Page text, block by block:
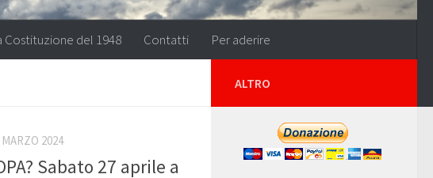
Costituzione del 1948 Contatti Per aderire
2024
Sabato 27 aprile a
ALTRO